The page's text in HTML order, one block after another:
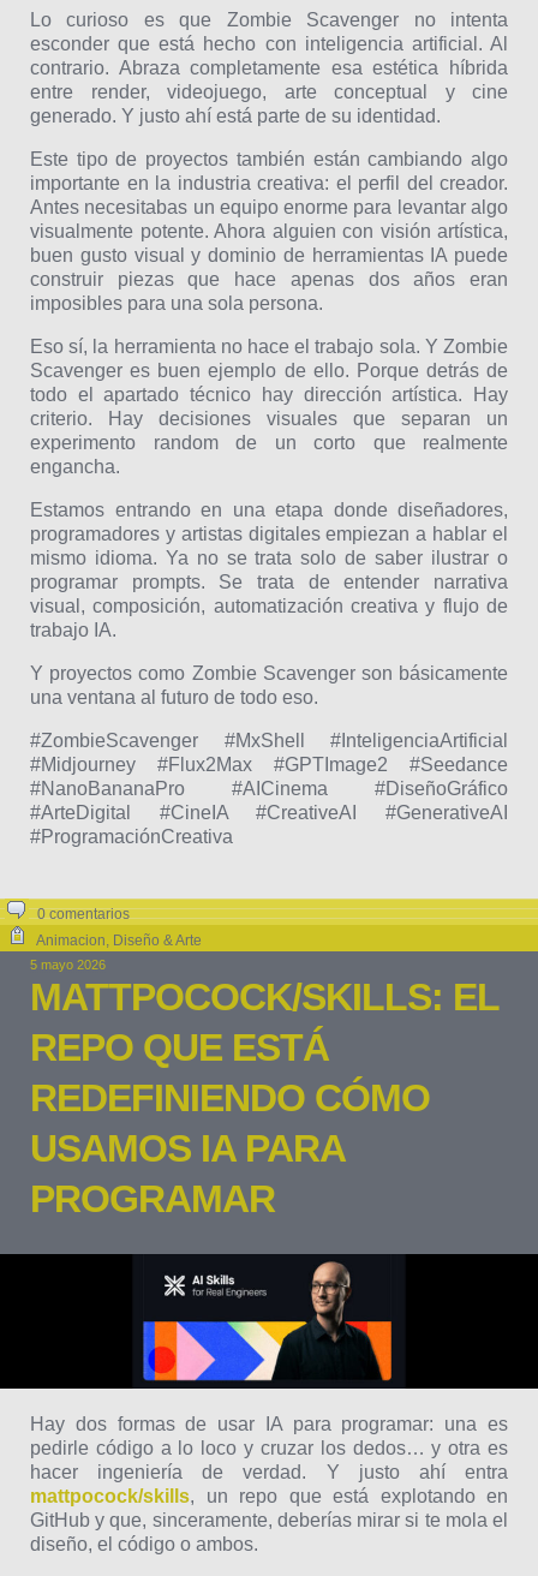
Lo curioso es que Zombie Scavenger no intenta
esconder que está hecho con inteligencia artificial. Al
contrario. Abraza completamente esa estética híbrida
entre render, videojuego, arte conceptual y cine
generado. Y justo ahí está parte de su identidad.
Este tipo de proyectos también están cambiando algo
importante en la industria creativa: el perfil del creador.
Antes necesitabas un equipo enorme para levantar algo
visualmente potente. Ahora alguien con visión artística,
buen gusto visual y dominio de herramientas IA puede
construir piezas que hace apenas dos años eran
imposibles para una sola persona.
Eso sí, la herramienta no hace el trabajo sola. Y Zombie
Scavenger es buen ejemplo de ello. Porque detrás de
todo el apartado técnico hay dirección artística. Hay
criterio. Hay decisiones visuales que separan un
experimento random de un corto que realmente
engancha.
Estamos entrando en una etapa donde diseñadores,
programadores y artistas digitales empiezan a hablar el
mismo idioma. Ya no se trata solo de saber ilustrar o
programar prompts. Se trata de entender narrativa
visual, composición, automatización creativa y flujo de
trabajo IA.
Y proyectos como Zombie Scavenger son básicamente
una ventana al futuro de todo eso.
#ZombieScavenger #MxShell #InteligenciaArtificial
#Midjourney #Flux2Max #GPTImage2 #Seedance
#NanoBananaPro #AICinema #DiseñoGráfico
#ArteDigital #CineIA #CreativeAI #GenerativeAI
#ProgramaciónCreativa
0 comentarios
Animacion, Diseño & Arte
5 mayo 2026
MATTPOCOCK/SKILLS: EL
REPO QUE ESTÁ
REDEFINIENDO CÓMO
USAMOS IA PARA
PROGRAMAR
Hay dos formas de usar IA para programar: una es
pedirle código a lo loco y cruzar los dedos… y otra es
hacer ingeniería de verdad. Y justo ahí entra
mattpocock/skills, un repo que está explotando en
GitHub y que, sinceramente, deberías mirar si te mola el
diseño, el código o ambos.